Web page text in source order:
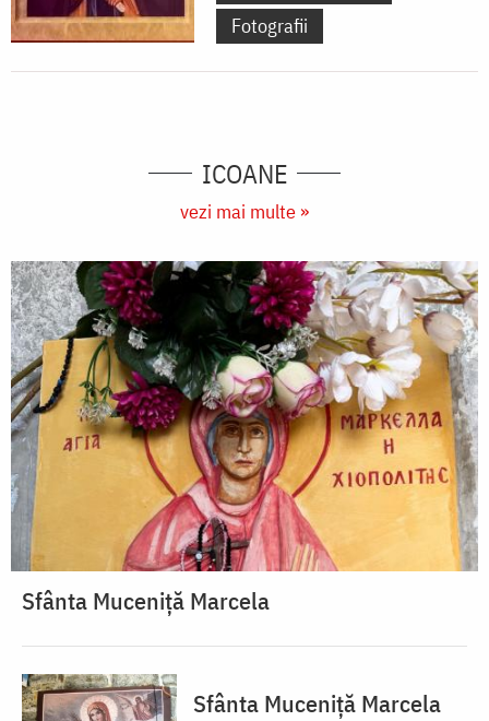
Fotografii
ICOANE
vezi mai multe »
Sfânta Muceniță Marcela
Sfânta Muceniță Marcela